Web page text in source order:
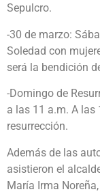
Sepulcro.
-30 de marzo:
Soledad con
será la bendición
-Domingo de
a las 11 a.m. A las
resurrección.
Además de las
asistieron el
María Irma